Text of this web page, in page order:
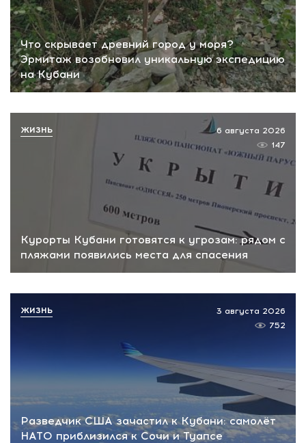
Что скрывает древний город у моря?
Эрмитаж возобновил уникальную экспедицию
на Кубани
Курорты Кубани готовятся к угрозам: рядом с
пляжами появились места для спасения
6 августа 2026
147
ЖИЗНЬ
Разведчик США зачастил к Кубани: самолёт
НАТО приблизился к Сочи и Туапсе
3 августа 2026
752
ЖИЗНЬ